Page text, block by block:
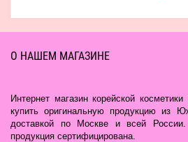
О НАШЕМ МАГАЗИНЕ
Интернет магазин корейской
купить оригинальную продукцию из
доставкой по Москве и всей
продукция сертифицирована.